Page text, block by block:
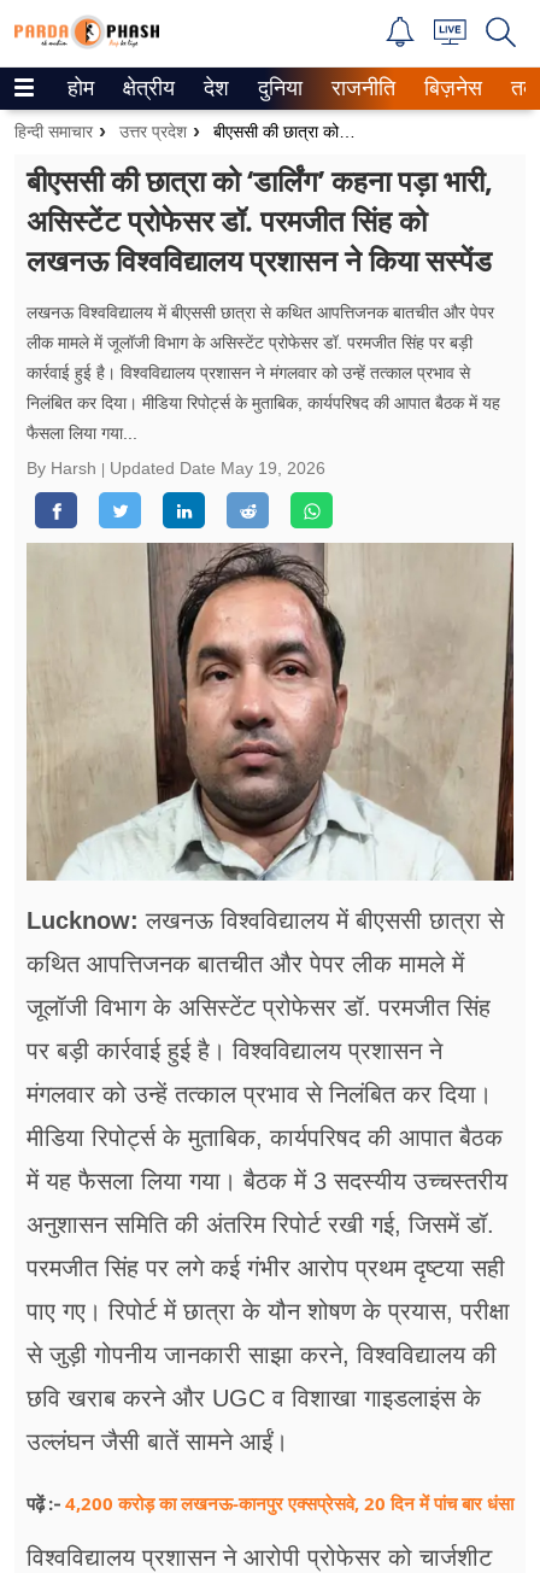
Trending on Google News
ePaper
वेब स्टोरीज
उत्तर प्रदेश
गैलरी
वीडियो
रिलेशनशिप
जीवन मंत्रा
फूड
शिक्षा
अन्य खबरें
होम क्षेत्रीय देश दुनिया राजनीति बिज़नेस
हिन्दी समाचार उत्तर प्रदेश बीएससी की छात्रा को ‘डार्लिंग’ कहना पड़ा भारी, असिस्टेंट प्रोफेसर डॉ. परमजीत सिंह को लखनऊ विश्वविद्यालय प्रशासन ​ने किया सस्पेंड
बीएससी की छात्रा को ‘डार्लिंग’ कहना पड़ा भारी,
असिस्टेंट प्रोफेसर डॉ. परमजीत सिंह को
लखनऊ विश्वविद्यालय प्रशासन ​ने किया सस्पेंड
लखनऊ विश्वविद्यालय में बीएससी छात्रा से कथित आपत्तिजनक बातचीत और पेपर
लीक मामले में जूलॉजी विभाग के असिस्टेंट प्रोफेसर डॉ. परमजीत सिंह पर बड़ी
कार्रवाई हुई है। विश्वविद्यालय प्रशासन ने मंगलवार को उन्हें तत्काल प्रभाव से
निलंबित कर दिया। मीडिया रिपोर्ट्स के मु​ताबिक, कार्यपरिषद की आपात बैठक में यह
फैसला लिया गया...
By Harsh
Updated Date May 19, 2026
Lucknow: लखनऊ विश्वविद्यालय में बीएससी छात्रा से
कथित आपत्तिजनक बातचीत और पेपर लीक मामले में
जूलॉजी विभाग के असिस्टेंट प्रोफेसर डॉ. परमजीत सिंह
पर बड़ी कार्रवाई हुई है। विश्वविद्यालय प्रशासन ने
मंगलवार को उन्हें तत्काल प्रभाव से निलंबित कर दिया।
मीडिया रिपोर्ट्स के मु​ताबिक, कार्यपरिषद की आपात बैठक
में यह फैसला लिया गया। बैठक में 3 सदस्यीय उच्चस्तरीय
अनुशासन समिति की अंतरिम रिपोर्ट रखी गई, जिसमें डॉ.
परमजीत सिंह पर लगे कई गंभीर आरोप प्रथम दृष्टया सही
पाए गए। रिपोर्ट में छात्रा के यौन शोषण के प्रयास, परीक्षा
से जुड़ी गोपनीय जानकारी साझा करने, विश्वविद्यालय की
छवि खराब करने और UGC व विशाखा गाइडलाइंस के
उल्लंघन जैसी बातें सामने आईं।
पढ़ें :- 4,200 करोड़ का लखनऊ-कानपुर एक्सप्रेसवे, 20 दिन में पांच बार धंसा
विश्वविद्यालय प्रशासन ने आरोपी प्रोफेसर को चार्जशीट